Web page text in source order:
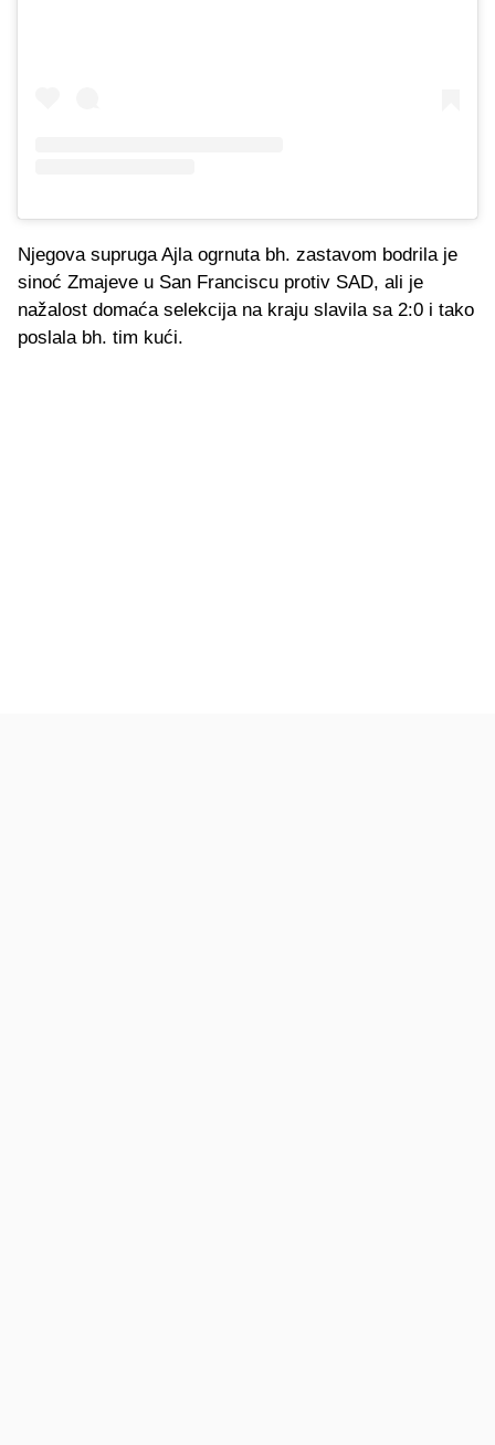
Njegova supruga Ajla ogrnuta bh. zastavom bodrila je
sinoć Zmajeve u San Franciscu protiv SAD, ali je
nažalost domaća selekcija na kraju slavila sa 2:0 i tako
poslala bh. tim kući.